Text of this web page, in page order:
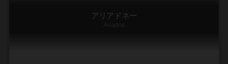
アリアドネー
Ariadne